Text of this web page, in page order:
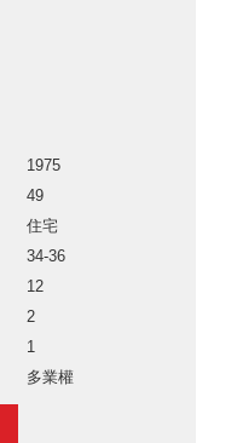
1975
49
住宅
34-36
12
2
1
多業權